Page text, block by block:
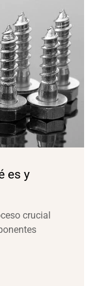
es y
crucial